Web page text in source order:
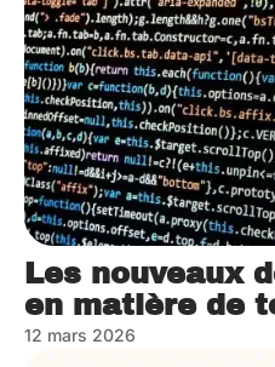
Les nouveaux
en matière de
12 mars 2026